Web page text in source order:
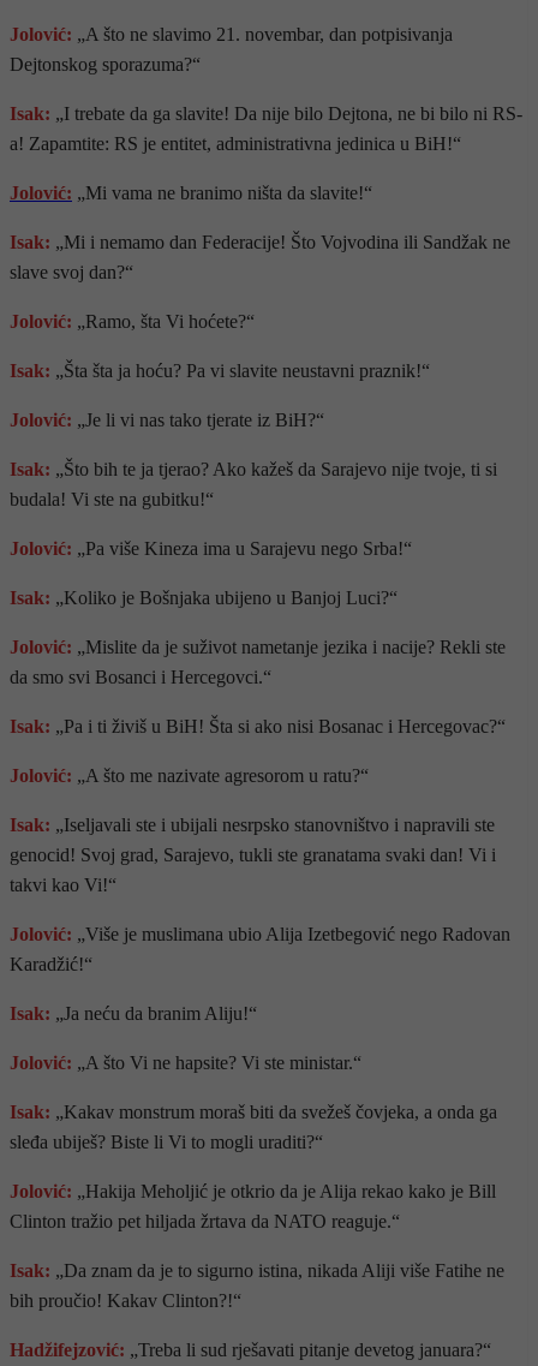
Jolović: „A što ne slavimo 21. novembar, dan potpisivanja
Dejtonskog sporazuma?“
Isak: „I trebate da ga slavite! Da nije bilo Dejtona, ne bi bilo ni RS-
a! Zapamtite: RS je entitet, administrativna jedinica u BiH!“
Jolović: „Mi vama ne branimo ništa da slavite!“
Isak: „Mi i nemamo dan Federacije! Što Vojvodina ili Sandžak ne
slave svoj dan?“
Jolović: „Ramo, šta Vi hoćete?“
Isak: „Šta šta ja hoću? Pa vi slavite neustavni praznik!“
Jolović: „Je li vi nas tako tjerate iz BiH?“
Isak: „Što bih te ja tjerao? Ako kažeš da Sarajevo nije tvoje, ti si
budala! Vi ste na gubitku!“
Jolović: „Pa više Kineza ima u Sarajevu nego Srba!“
Isak: „Koliko je Bošnjaka ubijeno u Banjoj Luci?“
Jolović: „Mislite da je suživot nametanje jezika i nacije? Rekli ste
da smo svi Bosanci i Hercegovci.“
Isak: „Pa i ti živiš u BiH! Šta si ako nisi Bosanac i Hercegovac?“
Jolović: „A što me nazivate agresorom u ratu?“
Isak: „Iseljavali ste i ubijali nesrpsko stanovništvo i napravili ste
genocid! Svoj grad, Sarajevo, tukli ste granatama svaki dan! Vi i
takvi kao Vi!“
Jolović: „Više je muslimana ubio Alija Izetbegović nego Radovan
Karadžić!“
Isak: „Ja neću da branim Aliju!“
Jolović: „A što Vi ne hapsite? Vi ste ministar.“
Isak: „Kakav monstrum moraš biti da svežeš čovjeka, a onda ga
sleđa ubiješ? Biste li Vi to mogli uraditi?“
Jolović: „Hakija Meholjić je otkrio da je Alija rekao kako je Bill
Clinton tražio pet hiljada žrtava da NATO reaguje.“
Isak: „Da znam da je to sigurno istina, nikada Aliji više Fatihe ne
bih proučio! Kakav Clinton?!“
Hadžifejzović: „Treba li sud rješavati pitanje devetog januara?“